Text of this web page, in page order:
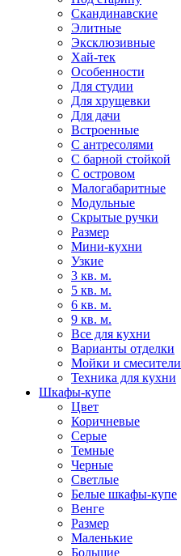
Скандинавские
Элитные
Эксклюзивные
Хай-тек
Особенности
Для студии
Для хрущевки
Для дачи
Встроенные
С антресолями
С барной стойкой
С островом
Малогабаритные
Модульные
Скрытые ручки
Размер
Мини-кухни
Узкие
3 кв. м.
5 кв. м.
6 кв. м.
9 кв. м.
Все для кухни
Варианты отделки
Мойки и смесители
Техника для кухни
Шкафы-купе
Цвет
Коричневые
Серые
Темные
Черные
Светлые
Белые шкафы-купе
Венге
Размер
Маленькие
Большие